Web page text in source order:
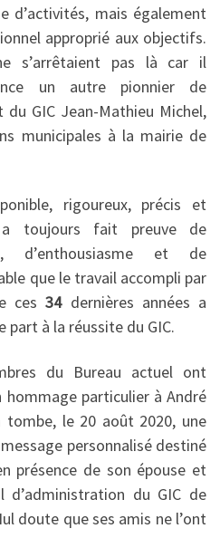
d’activités, mais également
approprié aux objectifs.
s’arrêtaient pas là car il
un autre pionnier de
du GIC Jean-Mathieu Michel,
municipales à la mairie de
rigoureux, précis et
a toujours fait preuve de
d’enthousiasme et de
que le travail accompli par
ces34dernières années a
part à la réussite du GIC.
du Bureau actuel ont
particulier à André
tombe, le 20 août 2020, une
personnalisé destiné
présence de son épouse et
d’administration du GIC de
doute que ses amis ne l’ont